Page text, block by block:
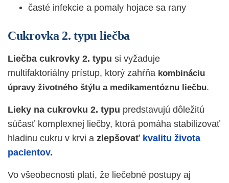
časté infekcie a pomaly hojace sa rany
Cukrovka 2. typu liečba
Liečba cukrovky 2. typu si vyžaduje
multifaktoriálny prístup, ktorý zahŕňa kombináciu
úpravy životného štýlu a medikamentóznu liečbu.
Lieky na cukrovku 2. typu predstavujú dôležitú
súčasť komplexnej liečby, ktorá pomáha stabilizovať
hladinu cukru v krvi a zlepšovať kvalitu života
pacientov.
Vo všeobecnosti platí, že liečebné postupy aj